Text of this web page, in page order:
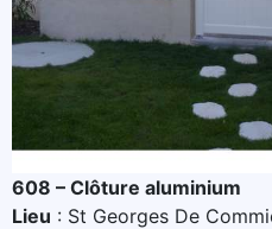
608 – Clôture aluminium
Lieu : St Georges De